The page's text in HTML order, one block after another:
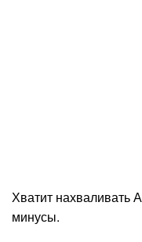
Хватит нахваливать
минусы.